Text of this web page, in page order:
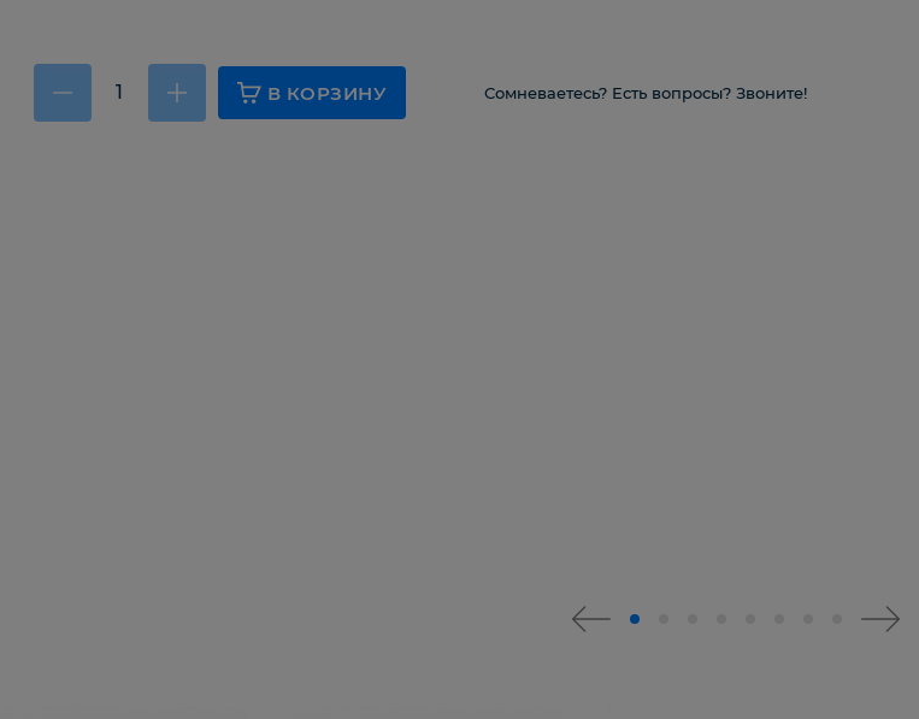
В КОРЗИНУ Сомневаетесь? Есть вопросы? Звоните!